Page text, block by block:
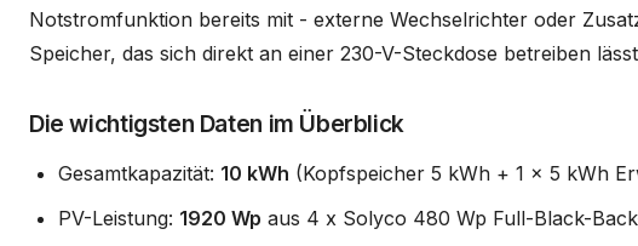
Notstromfunktion bereits mit - externe Wechselrichter oder
Speicher, das sich direkt an einer 230-V-Steckdose betreiben
Die wichtigsten Daten im Überblick
Gesamtkapazität: 10 kWh (Kopfspeicher 5 kWh + 1 x 5 kWh
PV-Leistung: 1920 Wp aus 4 x Solyco 480 Wp Full-Black-